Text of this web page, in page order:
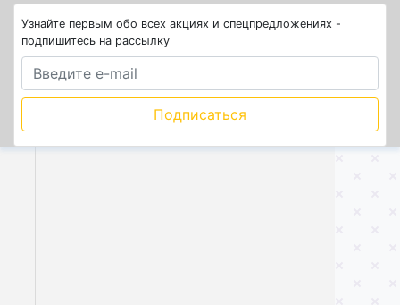
Узнайте первым обо всех акциях и спецпредложениях -
подпишитесь на рассылку